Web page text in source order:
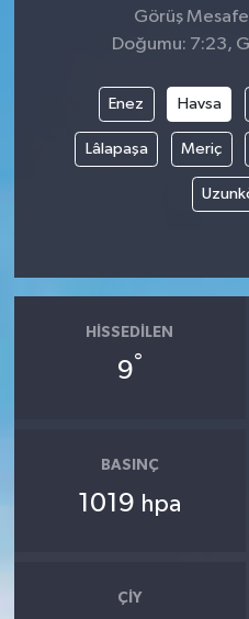
Görüş
Doğumu: 7:23,
Enez Havsa
Lâlapaşa Meriç
HISSEDILEN
9°
BASINÇ
1019 hpa
ÇIY